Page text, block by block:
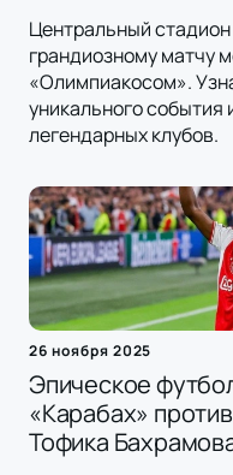
Центральный
грандиозному матчу
«Олимпиакосом».
уникального события
легендарных клубов.
26 ноября 2025
Эпическое
«Карабах»
Тофика